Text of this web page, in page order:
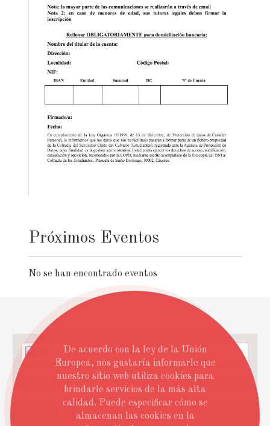
De acuerdo con la ley de la Unión
Europea, nos gustaría informarle que
nuestro sitio web utiliza cookies para
brindarle servicios de la más alta
calidad. Puede especificar cómo se
almacenan las cookies en la
Próximos Eventos
No se han encontrado eventos
web design services
Tweets by CoriaCCDiocesis